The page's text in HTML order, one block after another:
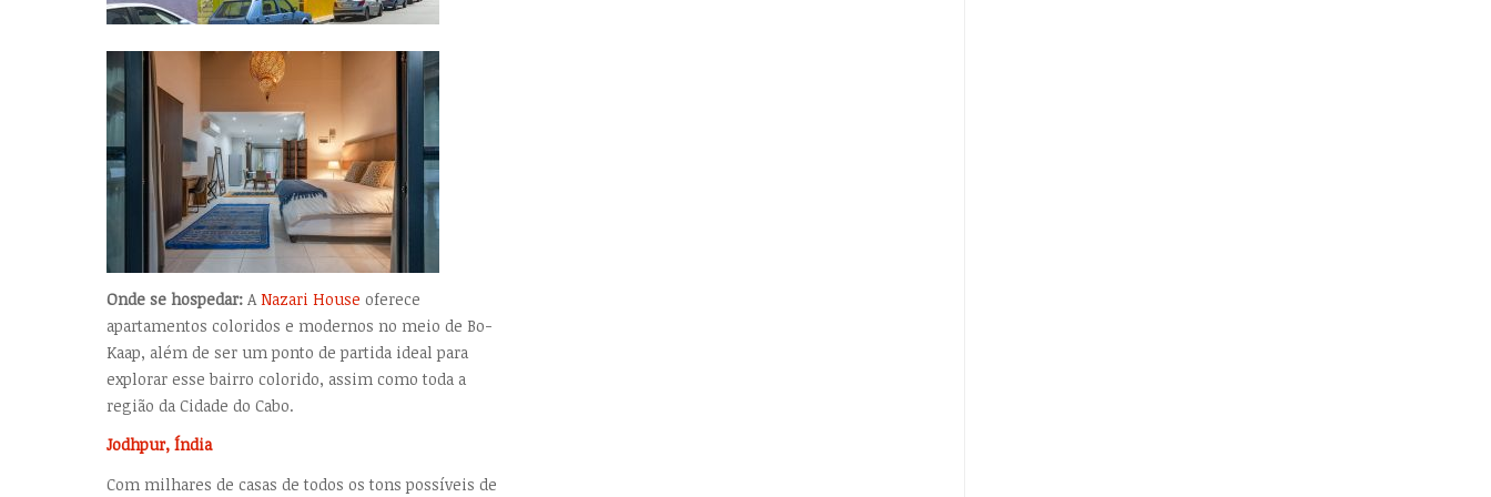
Onde se hospedar: A Nazari House oferece
apartamentos coloridos e modernos no meio de Bo-
Kaap, além de ser um ponto de partida ideal para
explorar esse bairro colorido, assim como toda a
região da Cidade do Cabo.
Jodhpur, Índia
Com milhares de casas de todos os tons possíveis de